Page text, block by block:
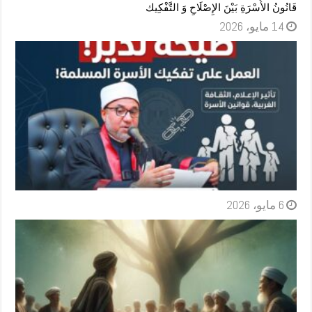
قَانُونُ الأُسْرَةِ بَيْنَ الإِصْلَاحِ وَ التَّفْكِيك
14 مايو، 2026
6 مايو، 2026